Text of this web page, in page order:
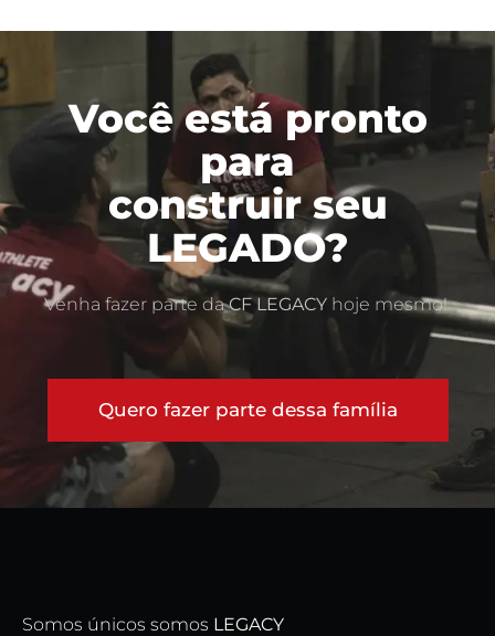
Você está pronto
para
construir seu
LEGADO?
Venha fazer parte daCF LEGACYhoje mesmo!
Quero fazer parte dessa família
Somos únicos somos LEGACY